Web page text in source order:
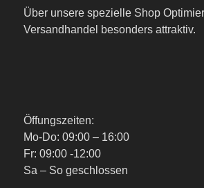
Über unsere spezielle Shop
Versandhandel besonders attraktiv.
Öffungszeiten:
Mo-Do: 09:00 – 16:00
Fr: 09:00 -12:00
Sa – So geschlossen